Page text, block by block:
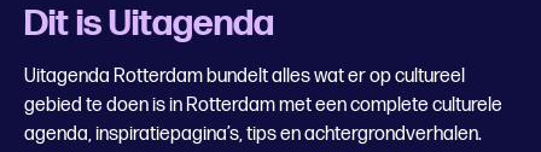
Dit is Uitagenda
Uitagenda Rotterdam bundelt alles wat er op cultureel
gebied te doen is in Rotterdam met een complete culturele
agenda, inspiratiepagina’s, tips en achtergrondverhalen.